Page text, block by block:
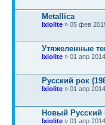
Metallica
Ixiolite » 05 фев
Утяжеленные
Ixiolite » 01 апр
Русский рок
Ixiolite » 01 апр
Новый Русский
Ixiolite » 01 апр